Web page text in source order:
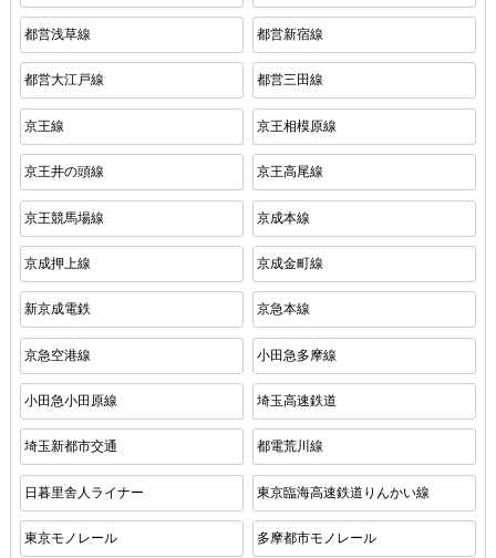
都営浅草線 都営新宿線
都営大江戸線 都営三田線
京王線 京王相模原線
京王井の頭線 京王高尾線
京王競馬場線 京成本線
京成押上線 京成金町線
新京成電鉄 京急本線
京急空港線 小田急多摩線
小田急小田原線 埼玉高速鉄道
埼玉新都市交通 都電荒川線
日暮里舎人ライナー 東京臨海高速鉄道りんかい線
東京モノレール 多摩都市モノレール